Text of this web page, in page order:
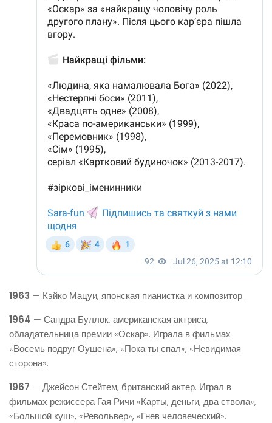
1963 — Кэйко Мацуи, японская пианистка и композитор.
1964 — Сандра Буллок, американская актриса,
обладательница премии «Оскар». Играла в фильмах
«Восемь подруг Оушена», «Пока ты спал», «Невидимая
сторона».
1967 — Джейсон Стейтем, британский актер. Играл в
фильмах режиссера Гая Ричи «Карты, деньги, два ствола»,
«Большой куш», «Револьвер», «Гнев человеческий».